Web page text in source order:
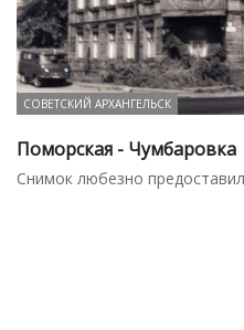
СОВЕТСКИЙ АРХАНГЕЛЬСК
Поморская - Чумбаровка
Снимок любезно